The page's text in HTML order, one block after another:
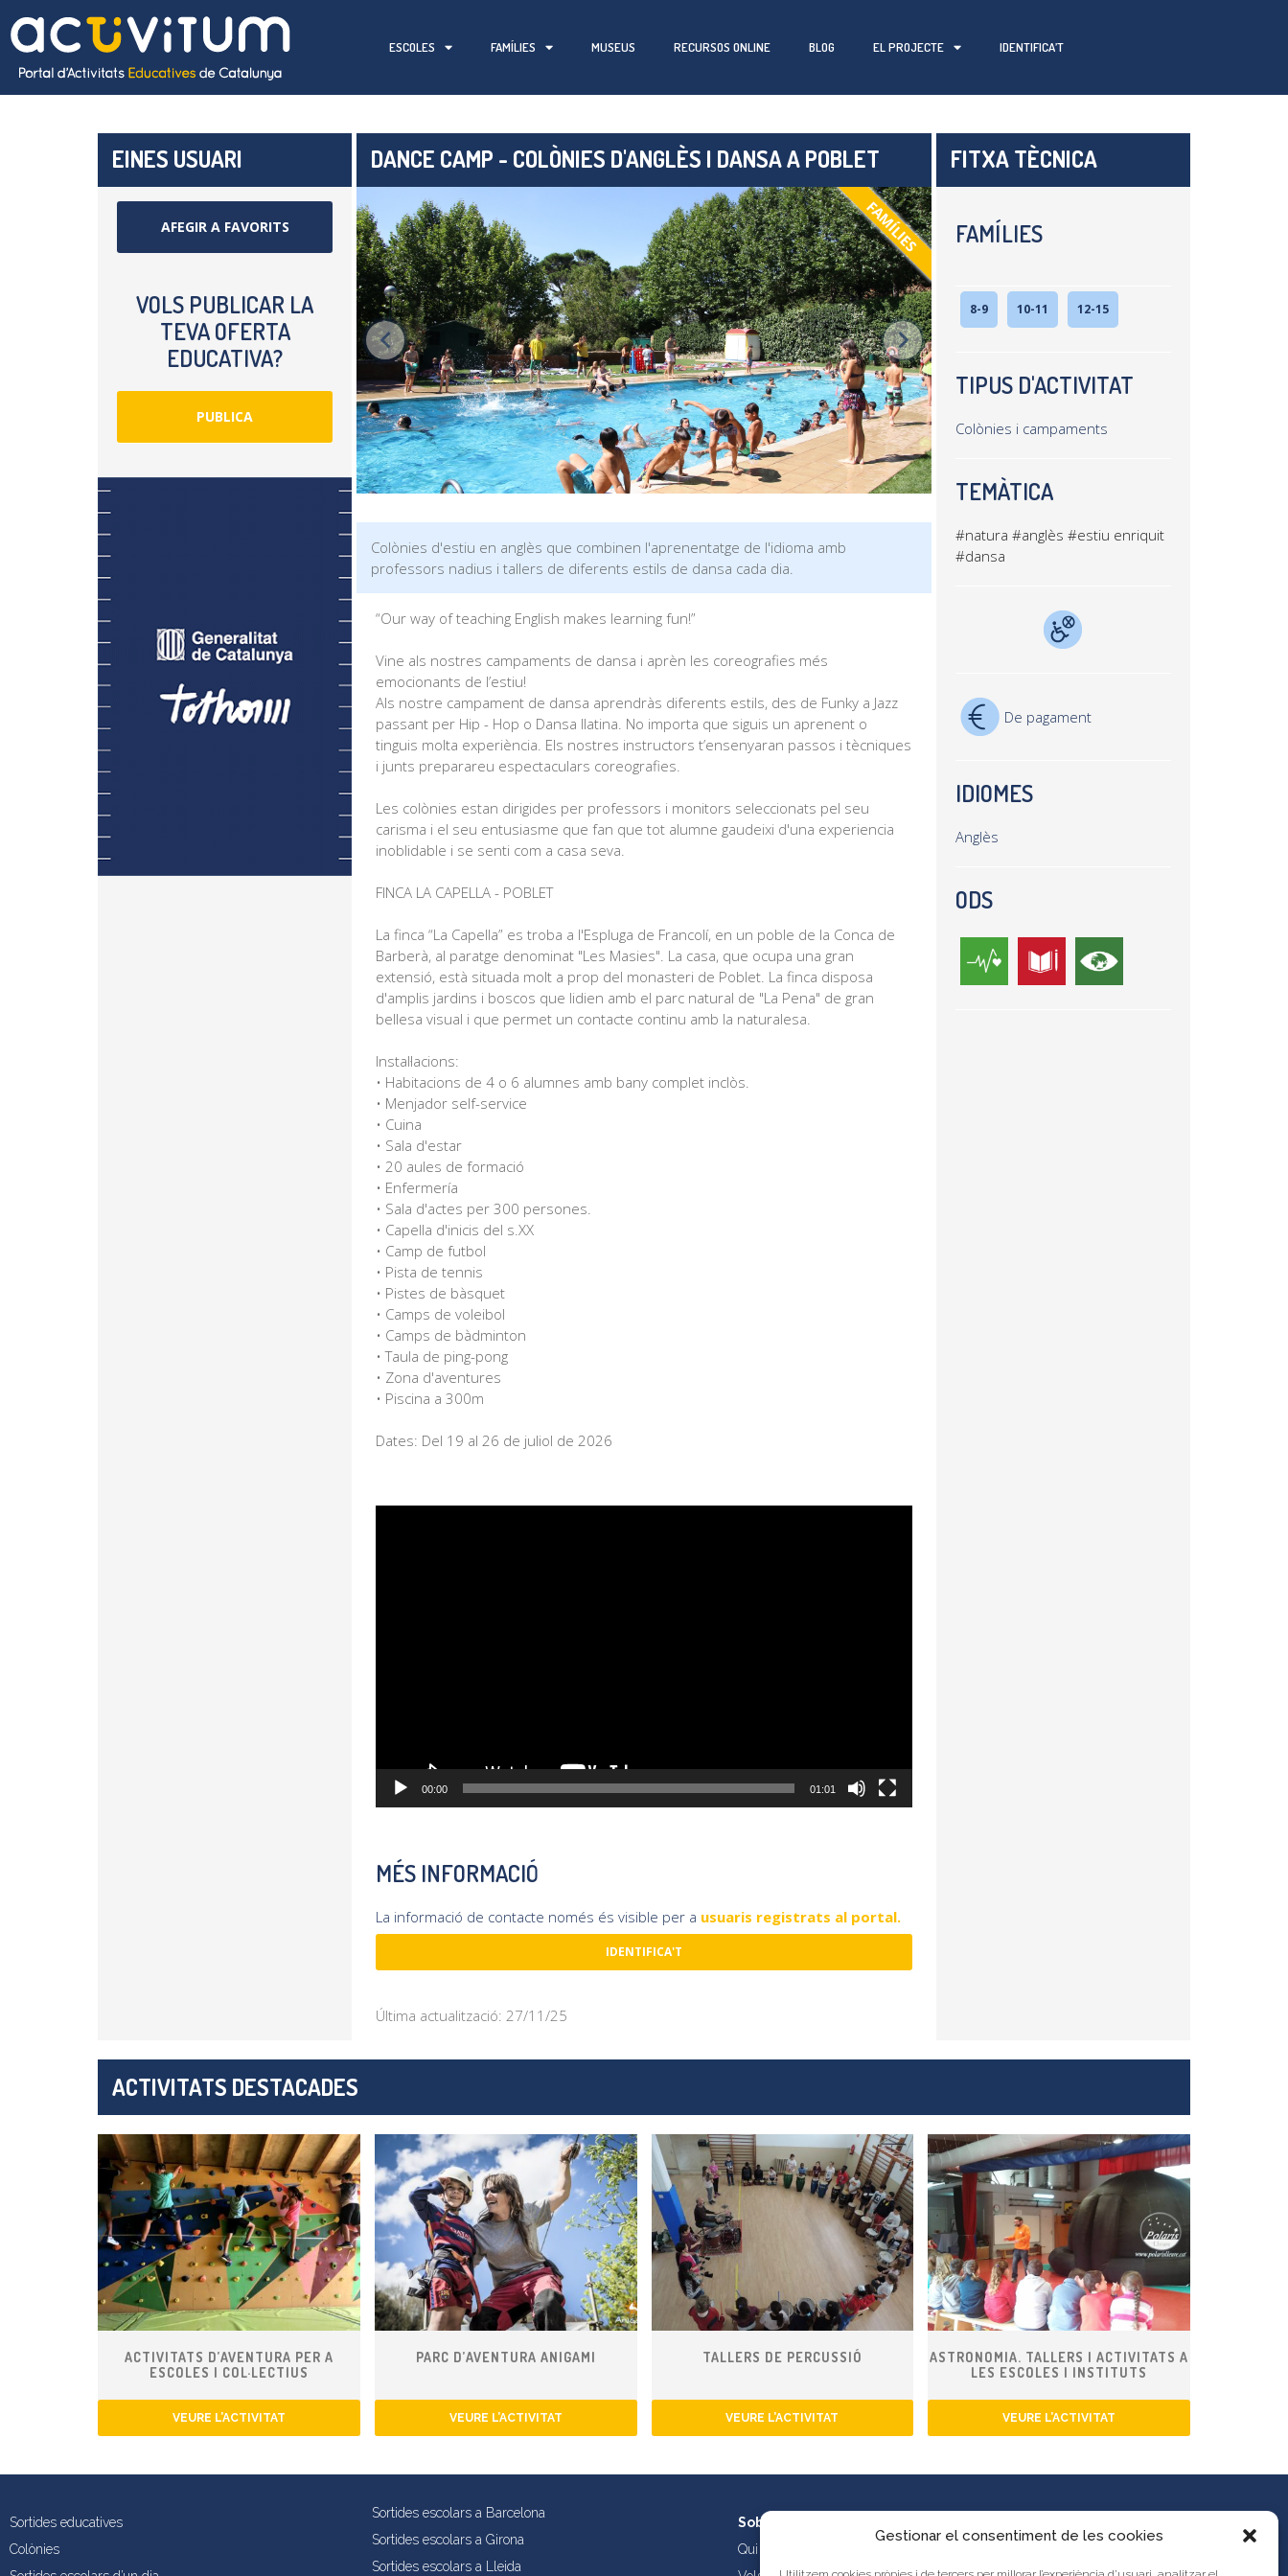
Gestionar el consentiment de les cookies
ESCOLES FAMÍLIES MUSEUS RECURSOS ONLINE BLOG EL PROJECTE IDENTIFICA’T
EINES USUARI
AFEGIR A FAVORITS
VOLS PUBLICAR LA
TEVA OFERTA
EDUCATIVA?
PUBLICA
DANCE CAMP - COLÒNIES D'ANGLÈS I DANSA A POBLET
FAMÍLIES
Colònies d'estiu en anglès que combinen l'aprenentatge de l'idioma amb
professors nadius i tallers de diferents estils de dansa cada dia.
“Our way of teaching English makes learning fun!”
Vine als nostres campaments de dansa i aprèn les coreografies més
emocionants de l’estiu!
Als nostre campament de dansa aprendràs diferents estils, des de Funky a Jazz
passant per Hip - Hop o Dansa llatina. No importa que siguis un aprenent o
tinguis molta experiència. Els nostres instructors t’ensenyaran passos i tècniques
i junts preparareu espectaculars coreografies.
Les colònies estan dirigides per professors i monitors seleccionats pel seu
carisma i el seu entusiasme que fan que tot alumne gaudeixi d'una experiencia
inoblidable i se senti com a casa seva.
FINCA LA CAPELLA - POBLET
La finca “La Capella” es troba a l'Espluga de Francolí, en un poble de la Conca de
Barberà, al paratge denominat "Les Masies". La casa, que ocupa una gran
extensió, està situada molt a prop del monasteri de Poblet. La finca disposa
d'amplis jardins i boscos que lidien amb el parc natural de "La Pena" de gran
bellesa visual i que permet un contacte continu amb la naturalesa.
Instal·lacions:
• Habitacions de 4 o 6 alumnes amb bany complet inclòs.
• Menjador self-service
• Cuina
• Sala d'estar
• 20 aules de formació
• Enfermería
• Sala d'actes per 300 persones.
• Capella d'inicis del s.XX
• Camp de futbol
• Pista de tennis
• Pistes de bàsquet
• Camps de voleibol
• Camps de bàdminton
• Taula de ping-pong
• Zona d'aventures
• Piscina a 300m
Dates: Del 19 al 26 de juliol de 2026
00:00 01:01
MÉS INFORMACIÓ
La informació de contacte només és visible per a usuaris registrats al portal.
IDENTIFICA'T
Última actualització: 27/11/25
FITXA TÈCNICA
FAMÍLIES
8-9 10-11 12-15
TIPUS D'ACTIVITAT
Colònies i campaments
TEMÀTICA
#natura #anglès #estiu enriquit
#dansa
De pagament
IDIOMES
Anglès
ODS
ACTIVITATS DESTACADES
ACTIVITATS D’AVENTURA PER A
ESCOLES I COL·LECTIUS
VEURE L’ACTIVITAT
PARC D’AVENTURA ANIGAMI
VEURE L’ACTIVITAT
TALLERS DE PERCUSSIÓ
VEURE L’ACTIVITAT
ASTRONOMIA. TALLERS I ACTIVITATS A
LES ESCOLES I INSTITUTS
VEURE L’ACTIVITAT
Sortides educatives
Colònies
Sortides escolars a Barcelona
Sortides escolars a Girona
Sortides escolars a Lleida
Sobre nosaltres
Qui som?